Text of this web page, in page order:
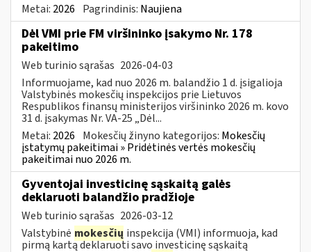
Metai: 2026 Pagrindinis: Naujiena
Dėl VMI prie FM viršininko įsakymo Nr. 178
pakeitimo
Web turinio sąrašas 2026-04-03
Informuojame, kad nuo 2026 m. balandžio 1 d. įsigalioja
Valstybinės mokesčių inspekcijos prie Lietuvos
Respublikos finansų ministerijos viršininko 2026 m. kovo
31 d. įsakymas Nr. VA-25 „Dėl...
Metai: 2026 Mokesčių žinyno kategorijos: Mokesčių
įstatymų pakeitimai » Pridėtinės vertės mokesčių
pakeitimai nuo 2026 m.
Gyventojai investicinę sąskaitą galės
deklaruoti balandžio pradžioje
Web turinio sąrašas 2026-03-12
Valstybinė mokesčių inspekcija (VMI) informuoja, kad
pirmą kartą deklaruoti savo investicinę sąskaitą